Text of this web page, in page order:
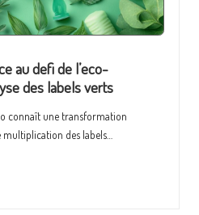
au defi de l’eco-
des labels verts
connaît une transformation
des labels…